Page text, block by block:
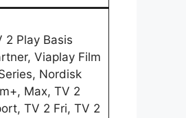
2 Play Basis
Viaplay Film
Nordisk
Max, TV 2
TV 2 Fri, TV 2